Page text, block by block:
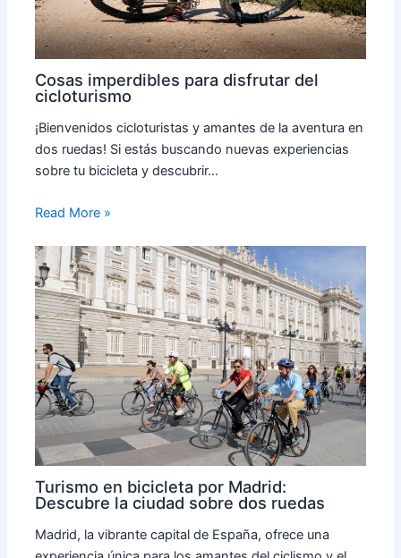
Cosas imperdibles para disfrutar del
cicloturismo
¡Bienvenidos cicloturistas y amantes de la aventura en
dos ruedas! Si estás buscando nuevas experiencias
sobre tu bicicleta y descubrir…
Read More »
Turismo en bicicleta por Madrid:
Descubre la ciudad sobre dos ruedas
Madrid, la vibrante capital de España, ofrece una